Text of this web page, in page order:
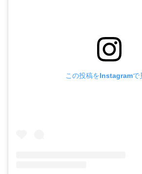
この投稿をInstagramで